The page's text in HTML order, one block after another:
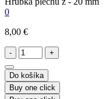
0
8,00 €
- +
Do košíka
Buy one click